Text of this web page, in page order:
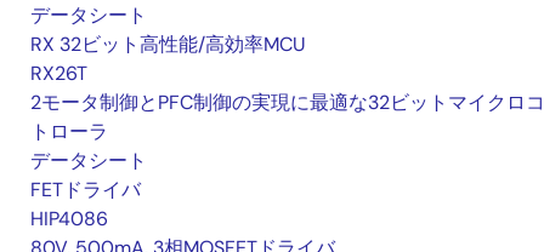
データシート
RX 32ビット高性能/高効率MCU
RX26T
2モータ制御とPFC制御の実現に最適な32ビットマイクロ
トローラ
データシート
FETドライバ
HIP4086